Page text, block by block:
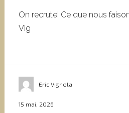
On recrute! Ce que nous
Vig
Eric Vignola
15 mai, 2026